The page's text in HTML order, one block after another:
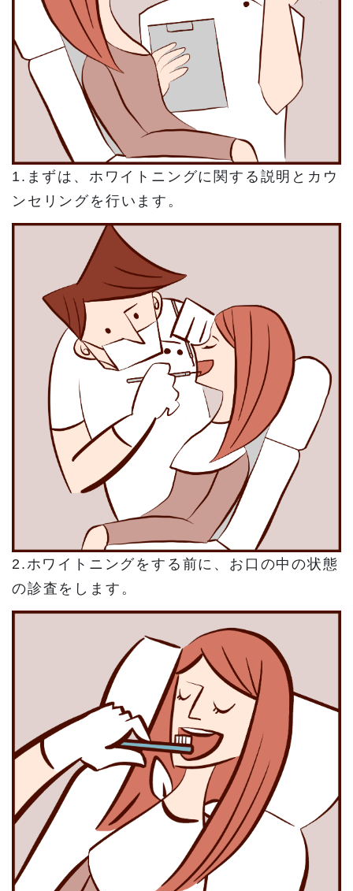
1.まずは、ホワイトニングに関する説明とカウ
ンセリングを行います。
2.ホワイトニングをする前に、お口の中の状態
の診査をします。